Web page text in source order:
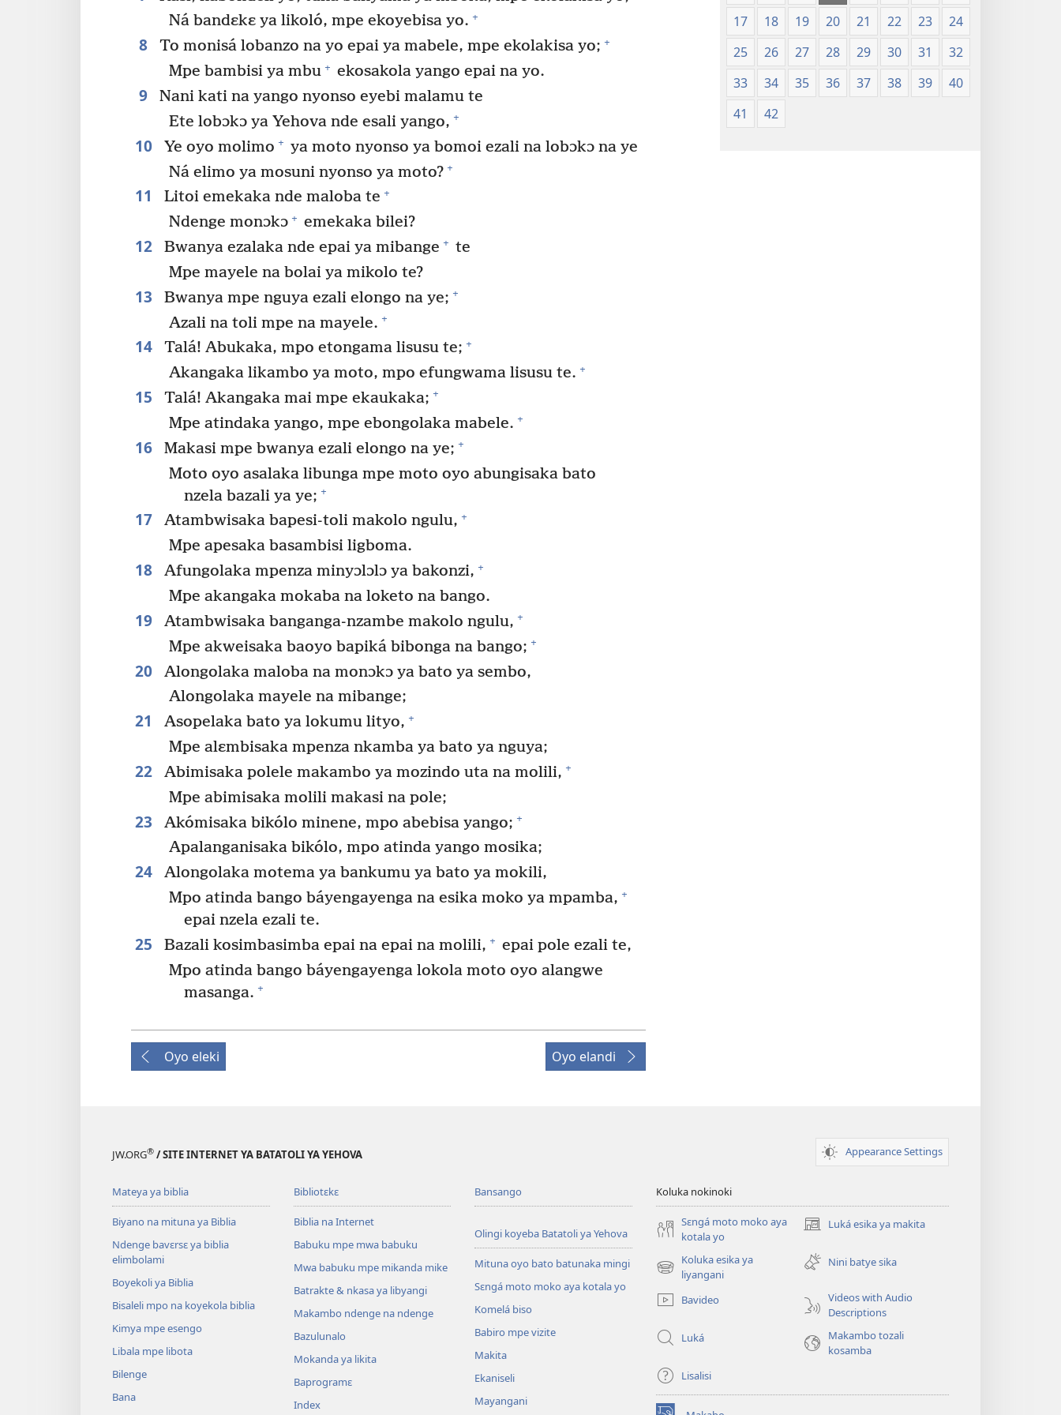
Ná bandɛkɛ ya likoló, mpe ekoyebisa yo. +
8 To monisá lobanzo na yo epai ya mabele, mpe ekolakisa yo; +
Mpe bambisi ya mbu + ekosakola yango epai na yo.
9
Nani kati na yango nyonso eyebi malamu te
Ete lobɔkɔ ya Yehova nde esali yango, +
10 Ye oyo molimo + ya moto nyonso ya bomoi ezali na lobɔkɔ na ye
Ná elimo ya mosuni nyonso ya moto? +
11 Litoi emekaka nde maloba te +
Ndenge monɔkɔ + emekaka bilei?
12 Bwanya ezalaka nde epai ya mibange + te
Mpe mayele na bolai ya mikolo te?
13 Bwanya mpe nguya ezali elongo na ye; +
Azali na toli mpe na mayele. +
14 Talá! Abukaka, mpo etongama lisusu te; +
Akangaka likambo ya moto, mpo efungwama lisusu te. +
15 Talá! Akangaka mai mpe ekaukaka; +
Mpe atindaka yango, mpe ebongolaka mabele. +
16 Makasi mpe bwanya ezali elongo na ye; +
Moto oyo asalaka libunga mpe moto oyo abungisaka bato
nzela bazali ya ye; +
17 Atambwisaka bapesi-toli makolo ngulu, +
Mpe apesaka basambisi ligboma.
18 Afungolaka mpenza minyɔlɔlɔ ya bakonzi, +
Mpe akangaka mokaba na loketo na bango.
19 Atambwisaka banganga-nzambe makolo ngulu, +
Mpe akweisaka baoyo bapiká bibonga na bango; +
20
Alongolaka maloba na monɔkɔ ya bato ya sembo,
Alongolaka mayele na mibange;
21 Asopelaka bato ya lokumu lityo, +
Mpe alɛmbisaka mpenza nkamba ya bato ya nguya;
22 Abimisaka polele makambo ya mozindo uta na molili, +
Mpe abimisaka molili makasi na pole;
23 Akómisaka bikólo minene, mpo abebisa yango; +
Apalanganisaka bikólo, mpo atinda yango mosika;
24
Alongolaka motema ya bankumu ya bato ya mokili,
Mpo atinda bango báyengayenga na esika moko ya mpamba, +
epai nzela ezali te.
25 Bazali kosimbasimba epai na epai na molili, + epai pole ezali te,
Mpo atinda bango báyengayenga lokola moto oyo alangwe
masanga. +
Oyo eleki Oyo elandi
17
18 19 20 21 22 23
24
25
26 27 28 29 30 31
32
33
34 35 36 37 38 39
40
41
42
JW.ORG® / SITE INTERNET YA BATATOLI YA YEHOVA Appearance Settings
Mateya ya biblia
Biyano na mituna ya Biblia
Ndenge bavɛrsɛ ya biblia
elimbolami
Boyekoli ya Biblia
Bisaleli mpo na koyekola biblia
Kimya mpe esengo
Libala mpe libota
Bilenge
Bana
Bibliotɛkɛ
Biblia na Internet
Babuku mpe mwa babuku
Mwa babuku mpe mikanda mike
Batrakte & nkasa ya libyangi
Makambo ndenge na ndenge
Bazulunalo
Mokanda ya likita
Baprogramɛ
Index
Bansango
Olingi koyeba Batatoli ya Yehova
Mituna oyo bato batunaka mingi
Sɛngá moto moko aya kotala yo
Komelá biso
Babiro mpe vizite
Makita
Ekaniseli
Mayangani
Koluka nokinoki
Sɛngá moto moko aya
kotala yo
Luká esika ya makita
(fungolá
mosusu)
Koluka esika ya
liyangani
(fungolá
mosusu)
Nini batye sika
Bavideo
Videos with Audio
Descriptions
Luká
Makambo tozali
kosamba
Lisalisi